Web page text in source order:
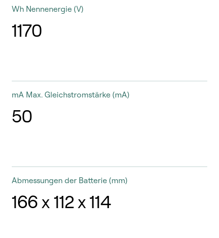
Wh Nennenergie (V)
1170
mA Max. Gleichstromstärke (mA)
50
Abmessungen der Batterie (mm)
166 x 112 x 114